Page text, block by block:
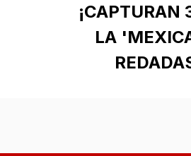
¡CAPTURAN
LA